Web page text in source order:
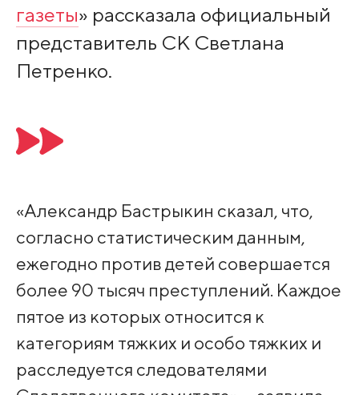
газеты» рассказала официальный
представитель СК Светлана
Петренко.
«Александр Бастрыкин сказал, что,
согласно статистическим данным,
ежегодно против детей совершается
более 90 тысяч преступлений. Каждое
пятое из которых относится к
категориям тяжких и особо тяжких и
расследуется следователями